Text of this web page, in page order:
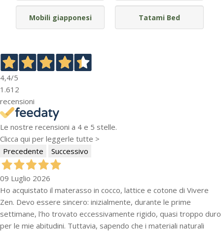
Mobili giapponesi Tatami Bed
4,4/5
1.612
recensioni
Le nostre recensioni a 4 e 5 stelle.
Clicca qui per leggerle tutte >
Precedente
Successivo
09 Luglio 2026
Ho acquistato il materasso in cocco, lattice e cotone di Vivere
Zen. Devo essere sincero: inizialmente, durante le prime
settimane, l'ho trovato eccessivamente rigido, quasi troppo duro
per le mie abitudini. Tuttavia, sapendo che i materiali naturali
Outlet